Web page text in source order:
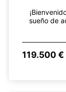
sueño de
119.500 €